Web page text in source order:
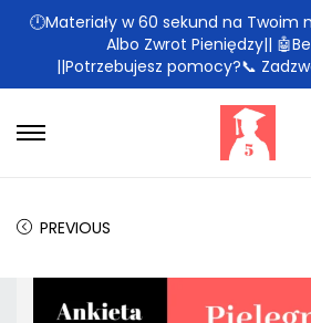
🕛Materiały w 60 sekund na Twoim
Albo Zwrot Pieniędzy||
||Potrzebujesz pomocy?📞
PREVIOUS